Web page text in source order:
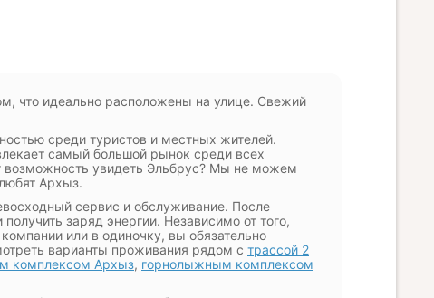
что идеально расположены на улице. Свежий
среди туристов и местных жителей.
самый большой рынок среди всех
увидеть Эльбрус? Мы не можем
Архыз.
сервис и обслуживание. После
заряд энергии. Независимо от того,
или в одиночку, вы обязательно
варианты проживания рядом с трассой 2
комплексом Архыз, горнолыжным комплексом